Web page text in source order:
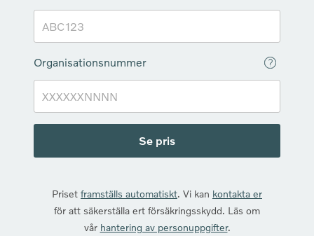
Organisationsnummer
Se pris
Priset framställs automatiskt. Vi kan kontakta er
för att säkerställa ert försäkringsskydd. Läs om
vår hantering av personuppgifter.